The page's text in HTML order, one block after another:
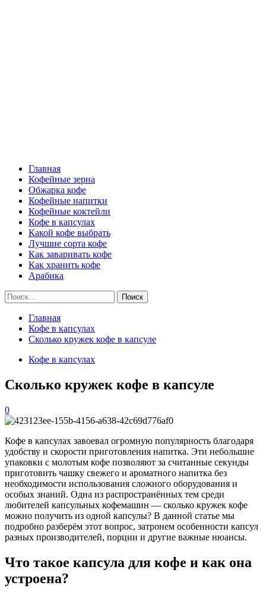
Главная
Кофейные зерна
Обжарка кофе
Кофейные напитки
Кофейные коктейли
Кофе в капсулах
Какой кофе выбрать
Лучшие сорта кофе
Как заваривать кофе
Как хранить кофе
Арабика
Найти:
Главная
Кофе в капсулах
Сколько кружек кофе в капсуле
Кофе в капсулах
Сколько кружек кофе в капсуле
0
Кофе в капсулах завоевал огромную популярность благодаря
удобству и скорости приготовления напитка. Эти небольшие
упаковки с молотым кофе позволяют за считанные секунды
приготовить чашку свежего и ароматного напитка без
необходимости использования сложного оборудования и
особых знаний. Одна из распространённых тем среди
любителей капсульных кофемашин — сколько кружек кофе
можно получить из одной капсулы? В данной статье мы
подробно разберём этот вопрос, затронем особенности капсул
разных производителей, порции и другие важные нюансы.
Что такое капсула для кофе и как она
устроена?